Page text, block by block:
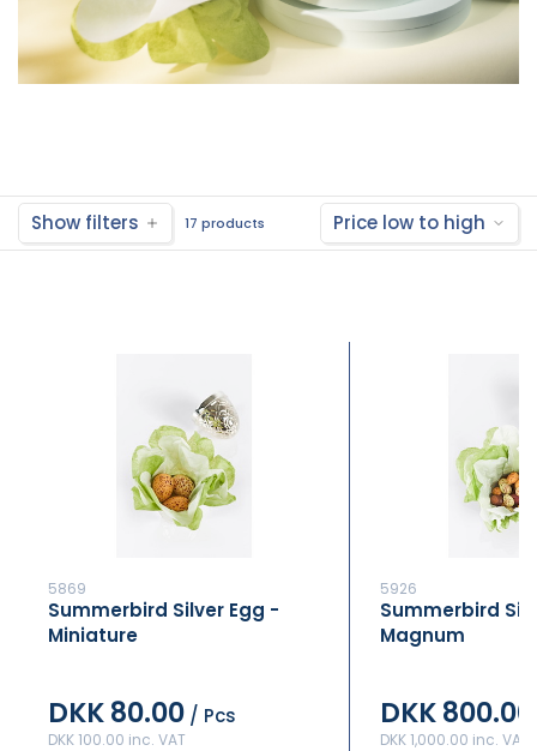
Show filters 17 products Price low to high
5869
Summerbird Silver Egg -
Miniature
DKK 80.00 / Pcs
DKK 100.00 inc. VAT
5926
Summerbird
Magnum
DKK 800.00
DKK 1,000.00 inc. VAT